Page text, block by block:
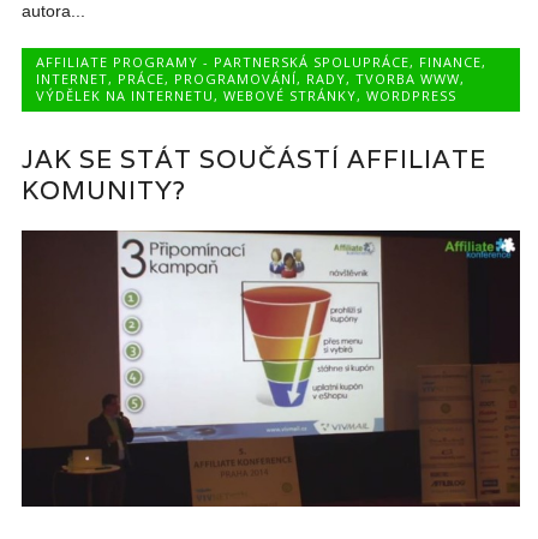
autora...
AFFILIATE PROGRAMY - PARTNERSKÁ SPOLUPRÁCE, FINANCE,
INTERNET, PRÁCE, PROGRAMOVÁNÍ, RADY,TVORBA WWW,
VÝDĚLEK NA INTERNETU,WEBOVÉ STRÁNKY,WORDPRESS
JAK SE STÁT SOUČÁSTÍ AFFILIATE
KOMUNITY?